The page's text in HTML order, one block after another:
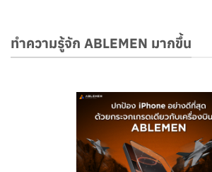
ทำความรู้จัก ABLEMEN มากขึ้น